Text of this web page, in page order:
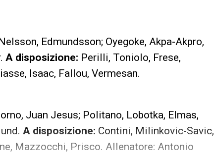
Edmundsson; Oyegoke, Akpa-Akpro,
A disposizione: Perilli, Toniolo, Frese,
Isaac, Fallou, Vermesan.
Juan Jesus; Politano, Lobotka, Elmas,
A disposizione: Contini, Milinkovic-Savic,
Mazzocchi, Prisco. Allenatore: Antonio